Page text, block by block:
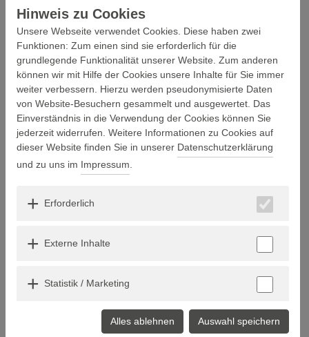
Hinweis zu Cookies
Unsere Webseite verwendet Cookies. Diese haben zwei
Funktionen: Zum einen sind sie erforderlich für die
grundlegende Funktionalität unserer Website. Zum anderen
können wir mit Hilfe der Cookies unsere Inhalte für Sie immer
weiter verbessern. Hierzu werden pseudonymisierte Daten
von Website-Besuchern gesammelt und ausgewertet. Das
Einverständnis in die Verwendung der Cookies können Sie
jederzeit widerrufen. Weitere Informationen zu Cookies auf
dieser Website finden Sie in unserer Datenschutzerklärung
und zu uns im Impressum
Erforderlich
Externe Inhalte
Statistik / Marketing
Alles ablehnen Auswahl speichern